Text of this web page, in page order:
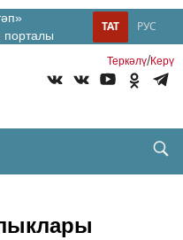
порталы
РУС
ТАТ
Теркəлү/Керү